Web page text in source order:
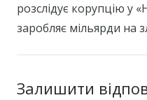
розслідує корупцію у
заробляє мільярди на
Залишити